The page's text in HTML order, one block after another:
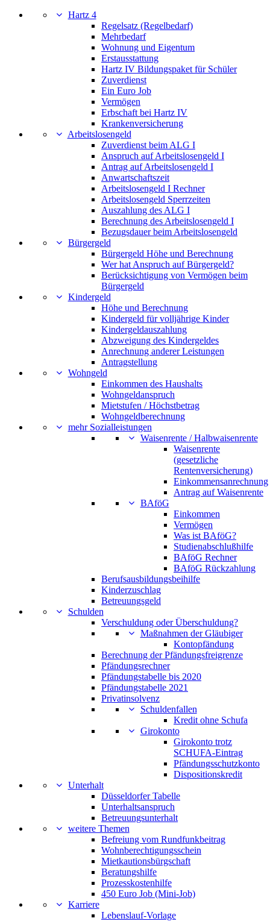
Hartz 4
Regelsatz (Regelbedarf)
Mehrbedarf
Wohnung und Eigentum
Erstausstattung
Hartz IV Bildungspaket für Schüler
Zuverdienst
Ein Euro Job
Vermögen
Erbschaft bei Hartz IV
Krankenversicherung
Arbeitslosengeld
Zuverdienst beim ALG I
Anspruch auf Arbeitslosengeld I
Antrag auf Arbeitslosengeld I
Anwartschaftszeit
Arbeitslosengeld I Rechner
Arbeitslosengeld Sperrzeiten
Auszahlung des ALG I
Berechnung des Arbeitslosengeld I
Bezugsdauer beim Arbeitslosengeld
Bürgergeld
Bürgergeld Höhe und Berechnung
Wer hat Anspruch auf Bürgergeld?
Berücksichtigung von Vermögen beim
Bürgergeld
Kindergeld
Höhe und Berechnung
Kindergeld für volljährige Kinder
Kindergeldauszahlung
Abzweigung des Kindergeldes
Anrechnung anderer Leistungen
Antragstellung
Wohngeld
Einkommen des Haushalts
Wohngeldanspruch
Mietstufen / Höchstbetrag
Wohngeldberechnung
mehr Sozialleistungen
Waisenrente / Halbwaisenrente
Waisenrente
(gesetzliche
Rentenversicherung)
Einkommensanrechnung
Antrag auf Waisenrente
BAföG
Einkommen
Vermögen
Was ist BAföG?
Studienabschlußhilfe
BAföG Rechner
BAföG Rückzahlung
Berufsausbildungsbeihilfe
Kinderzuschlag
Betreuungsgeld
Schulden
Verschuldung oder Überschuldung?
Maßnahmen der Gläubiger
Kontopfändung
Berechnung der Pfändungsfreigrenze
Pfändungsrechner
Pfändungstabelle bis 2020
Pfändungstabelle 2021
Privatinsolvenz
Schuldenfallen
Kredit ohne Schufa
Girokonto
Girokonto trotz
SCHUFA-Eintrag
Pfändungsschutzkonto
Dispositionskredit
Unterhalt
Düsseldorfer Tabelle
Unterhaltsanspruch
Betreuungsunterhalt
weitere Themen
Befreiung vom Rundfunkbeitrag
Wohnberechtigungsschein
Mietkautionsbürgschaft
Beratungshilfe
Prozesskostenhilfe
450 Euro Job (Mini-Job)
Karriere
Lebenslauf-Vorlage